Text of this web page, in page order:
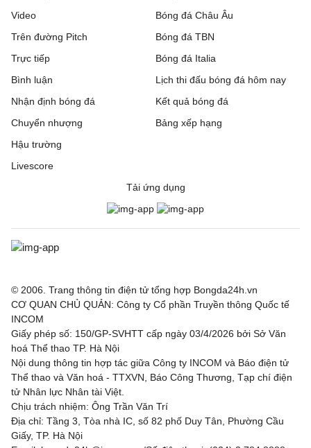
Video
Trên đường Pitch
Trực tiếp
Bóng đá Châu Âu
Bóng đá TBN
Bóng đá Italia
Bình luận
Nhận định bóng đá
Chuyển nhượng
Hậu trường
Livescore
Lịch thi đấu bóng đá hôm nay
Kết quả bóng đá
Bảng xếp hạng
Tải ứng dụng
© 2006. Trang thông tin điện tử tổng hợp Bongda24h.vn
CƠ QUAN CHỦ QUẢN: Công ty Cổ phần Truyền thông Quốc tế
INCOM
Giấy phép số: 150/GP-SVHTT cấp ngày 03/4/2026 bởi Sở Văn
hoá Thể thao TP. Hà Nội
Nội dung thông tin hợp tác giữa Công ty INCOM và Báo điện tử
Thể thao và Văn hoá - TTXVN, Báo Công Thương, Tạp chí điện
tử Nhân lực Nhân tài Việt.
Chịu trách nhiệm: Ông Trần Văn Trí
Địa chỉ: Tầng 3, Tòa nhà IC, số 82 phố Duy Tân, Phường Cầu
Giấy, TP. Hà Nội